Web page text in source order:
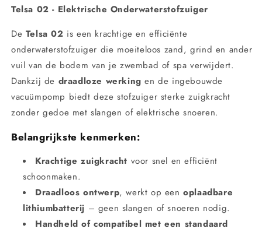
Telsa 02 - Elektrische Onderwaterstofzuiger
De Telsa 02 is een krachtige en efficiënte
onderwaterstofzuiger die moeiteloos zand, grind en ander
vuil van de bodem van je zwembad of spa verwijdert.
Dankzij de draadloze werking en de ingebouwde
vacuümpomp biedt deze stofzuiger sterke zuigkracht
zonder gedoe met slangen of elektrische snoeren.
Belangrijkste kenmerken:
Krachtige zuigkracht voor snel en efficiënt
schoonmaken.
Draadloos ontwerp, werkt op eenoplaadbare
lithiumbatterij – geen slangen of snoeren nodig.
Handheld of compatibel met een standaard